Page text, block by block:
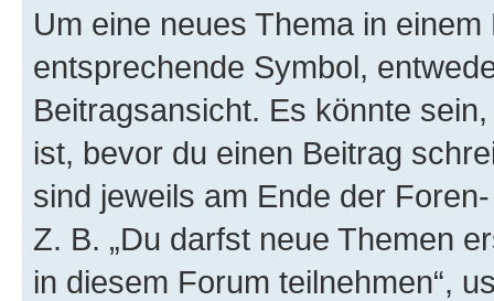
Um eine neues Thema in
entsprechende Symbol,
Beitragsansicht. Es könnte
ist, bevor du einen Beitrag
sind jeweils am Ende der
Z. B. „Du darfst neue Themen
in diesem Forum teilnehmen“,